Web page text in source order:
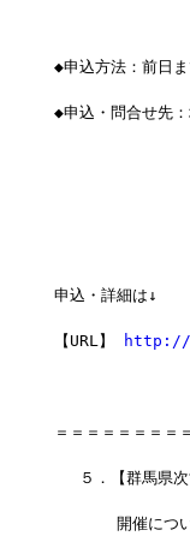
◆申込方法：前日
◆申込・問合せ先
経営企画
TEL：03-
申込・詳細は↓
【URL】 http://
＝＝＝＝＝＝＝＝
５．【群馬県次
開催につい